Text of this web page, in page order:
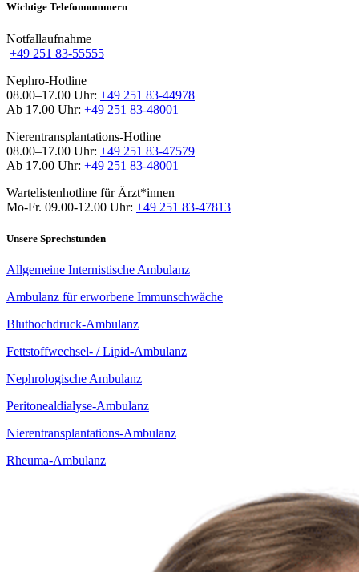
Wichtige Telefonnummern
Notfallaufnahme
+49 251 83-55555
Nephro-Hotline
08.00–17.00 Uhr: +49 251 83-44978
Ab 17.00 Uhr: +49 251 83-48001
Nierentransplantations-Hotline
08.00–17.00 Uhr: +49 251 83-47579
Ab 17.00 Uhr: +49 251 83-48001
Wartelistenhotline für Ärzt*innen
Mo-Fr. 09.00-12.00 Uhr: +49 251 83-47813
Unsere Sprechstunden
Allgemeine Internistische Ambulanz
Ambulanz für erworbene Immunschwäche
Bluthochdruck-Ambulanz
Fettstoffwechsel- / Lipid-Ambulanz
Nephrologische Ambulanz
Peritonealdialyse-Ambulanz
Nierentransplantations-Ambulanz
Rheuma-Ambulanz